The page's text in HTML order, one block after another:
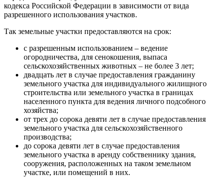
кодекса Российской Федерации в зависимости от вида
разрешенного использования участков.
Так земельные участки предоставляются на срок:
с разрешенным использованием – ведение
огородничества, для сенокошения, выпаса
сельскохозяйственных животных – не более 3 лет;
двадцать лет в случае предоставления гражданину
земельного участка для индивидуального жилищного
строительства или земельного участка в границах
населенного пункта для ведения личного подсобного
хозяйства;
от трех до сорока девяти лет в случае предоставления
земельного участка для сельскохозяйственного
производства;
до сорока девяти лет в случае предоставления
земельного участка в аренду собственнику здания,
сооружения, расположенных на таком земельном
участке, или помещений в них.